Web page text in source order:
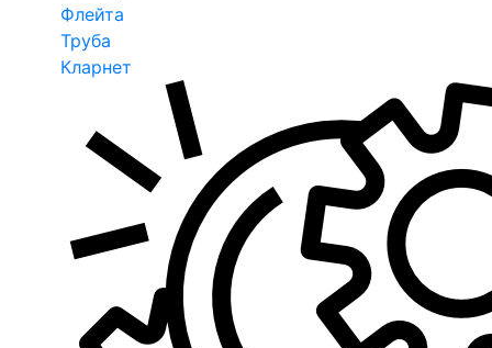
Флейта
Труба
Кларнет